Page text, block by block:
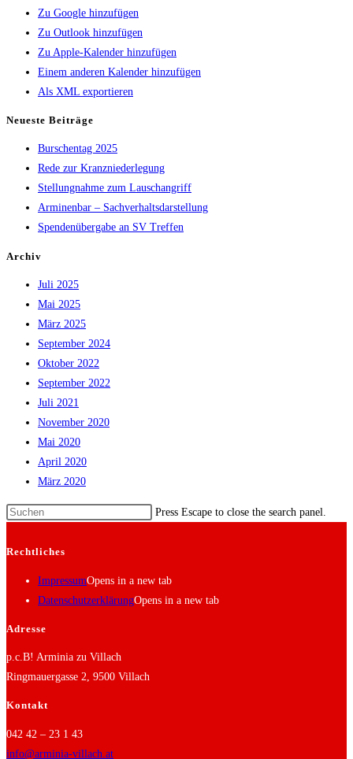
Zu Google hinzufügen
Zu Outlook hinzufügen
Zu Apple-Kalender hinzufügen
Einem anderen Kalender hinzufügen
Als XML exportieren
Neueste Beiträge
Burschentag 2025
Rede zur Kranzniederlegung
Stellungnahme zum Lauschangriff
Arminenbar – Sachverhaltsdarstellung
Spendenübergabe an SV Treffen
Archiv
Juli 2025
Mai 2025
März 2025
September 2024
Oktober 2022
September 2022
Juli 2021
November 2020
Mai 2020
April 2020
März 2020
Press Escape to close the search panel.
Rechtliches
ImpressumOpens in a new tab
DatenschutzerklärungOpens in a new tab
Adresse
p.c.B! Arminia zu Villach
Ringmauergasse 2, 9500 Villach
Kontakt
042 42 – 23 1 43
info@arminia-villach.at